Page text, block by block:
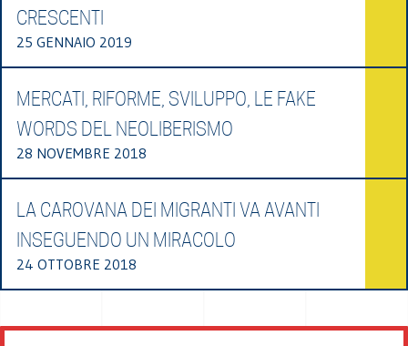
CRESCENTI
25 GENNAIO 2019
MERCATI, RIFORME, SVILUPPO, LE FAKE
WORDS DEL NEOLIBERISMO
28 NOVEMBRE 2018
LA CAROVANA DEI MIGRANTI VA AVANTI
INSEGUENDO UN MIRACOLO
24 OTTOBRE 2018